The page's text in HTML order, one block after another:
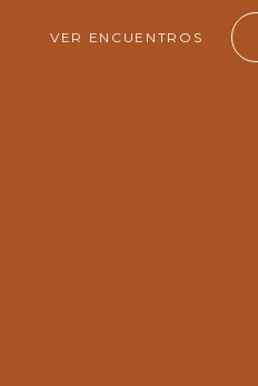
VER ENCUENTROS